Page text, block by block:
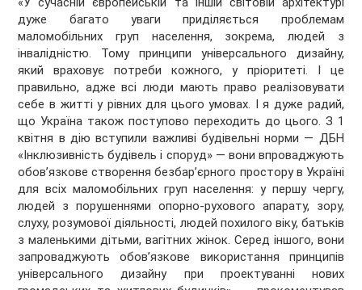
дуже багато уваги приділяється проблемам
маломобільних груп населення, зокрема, людей з
інвалідністю. Тому принципи універсального дизайну,
який враховує потреби кожного, у пріоритеті. І це
правильно, адже всі люди мають право реалізовувати
себе в житті у рівних для цього умовах. І я дуже радий,
що Україна також поступово переходить до цього. З 1
квітня в дію вступили важливі будівельні норми — ДБН
«Інклюзивність будівель і споруд» — вони впроваджують
обов’язкове створення безбар’єрного простору в Україні
для всіх маломобільних груп населення: у першу чергу,
людей з порушеннями опорно-рухового апарату, зору,
слуху, розумової діяльності, людей похилого віку, батьків
з маленькими дітьми, вагітних жінок. Серед іншого, вони
запроваджують обов’язкове використання принципів
універсального дизайну при проектуванні нових